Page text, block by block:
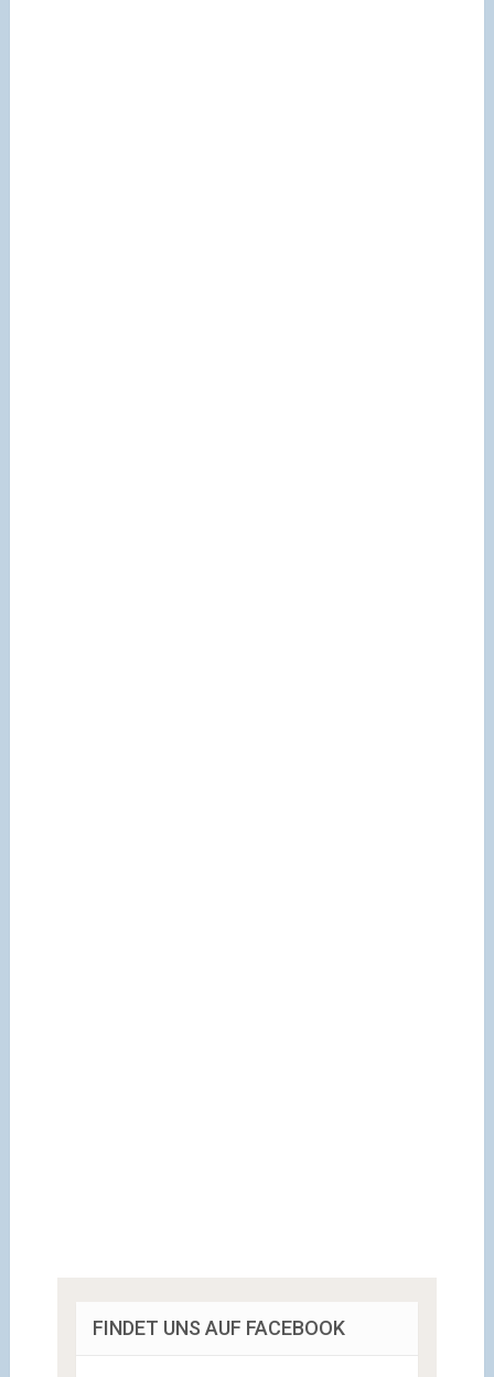
FINDET UNS AUF FACEBOOK